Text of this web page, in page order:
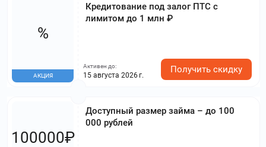
Кредитование под залог ПТС с
лимитом до 1 млн ₽
%
АКЦИЯ
Активен до:
15 августа 2026 г.
Получить скидку
Доступный размер займа – до 100
000 рублей
100000₽